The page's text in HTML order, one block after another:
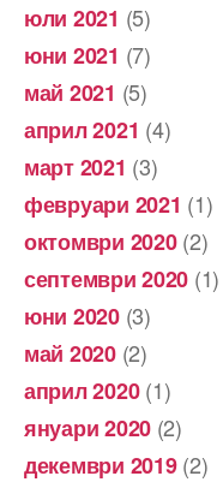
юли 2021 (5)
юни 2021 (7)
май 2021 (5)
април 2021 (4)
март 2021 (3)
февруари 2021 (1)
октомври 2020(2)
септември 2020 (1)
юни 2020(3)
май 2020(2)
април 2020(1)
януари 2020 (2)
декември 2019(2)